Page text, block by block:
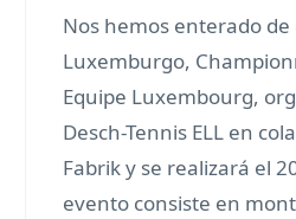
Nos hemos enterado
Luxemburgo,
Equipe Luxembourg,
Desch-Tennis ELL en
Fabrik y se realizará el
evento consiste en